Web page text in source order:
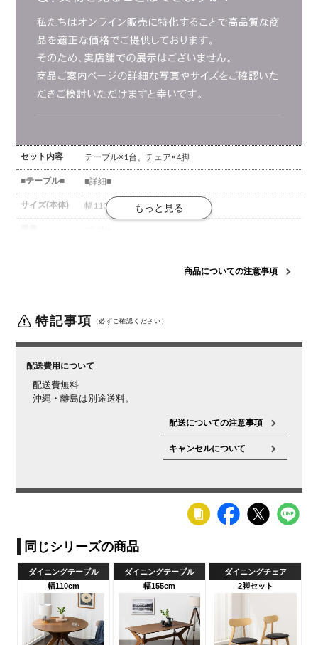
セット内容 テーブル×1台、チェア×4脚
■テーブル■ ■詳細■
サイズ(本体) 幅1100×奥行1100×高さ720mm
天板 / オーク突板、ウレタン塗装
脚 / ラバー材、ラッカ
組み立て お客様組立品
■チェア■ ■詳細■
サイズ(本体) 幅487×奥行544×高さ784mm
サイズ(その
座面高さ / 430mm
フレーム / ラバーウッド背もたれ / 単層積層材、アッシ
組み立て 完成品
梱包数
梱包1 / 幅1215×奥行1215×高さ145mm梱包2 / 幅740×
奥行525×高さ895mm 梱包3 / 幅740×奥行525×高さ
895mm
梱包重量 梱包2 / 16.5kg 梱包3 / 16.5kg
ご注意 ■天然木の性質について■本製品は天然木を使用してい
商品についての注意事項
特記事項 （必ずご確認ください）
配送費用について
配送費無料
沖縄・離島は別途送料。
配送についての注意事項
キャンセルについて